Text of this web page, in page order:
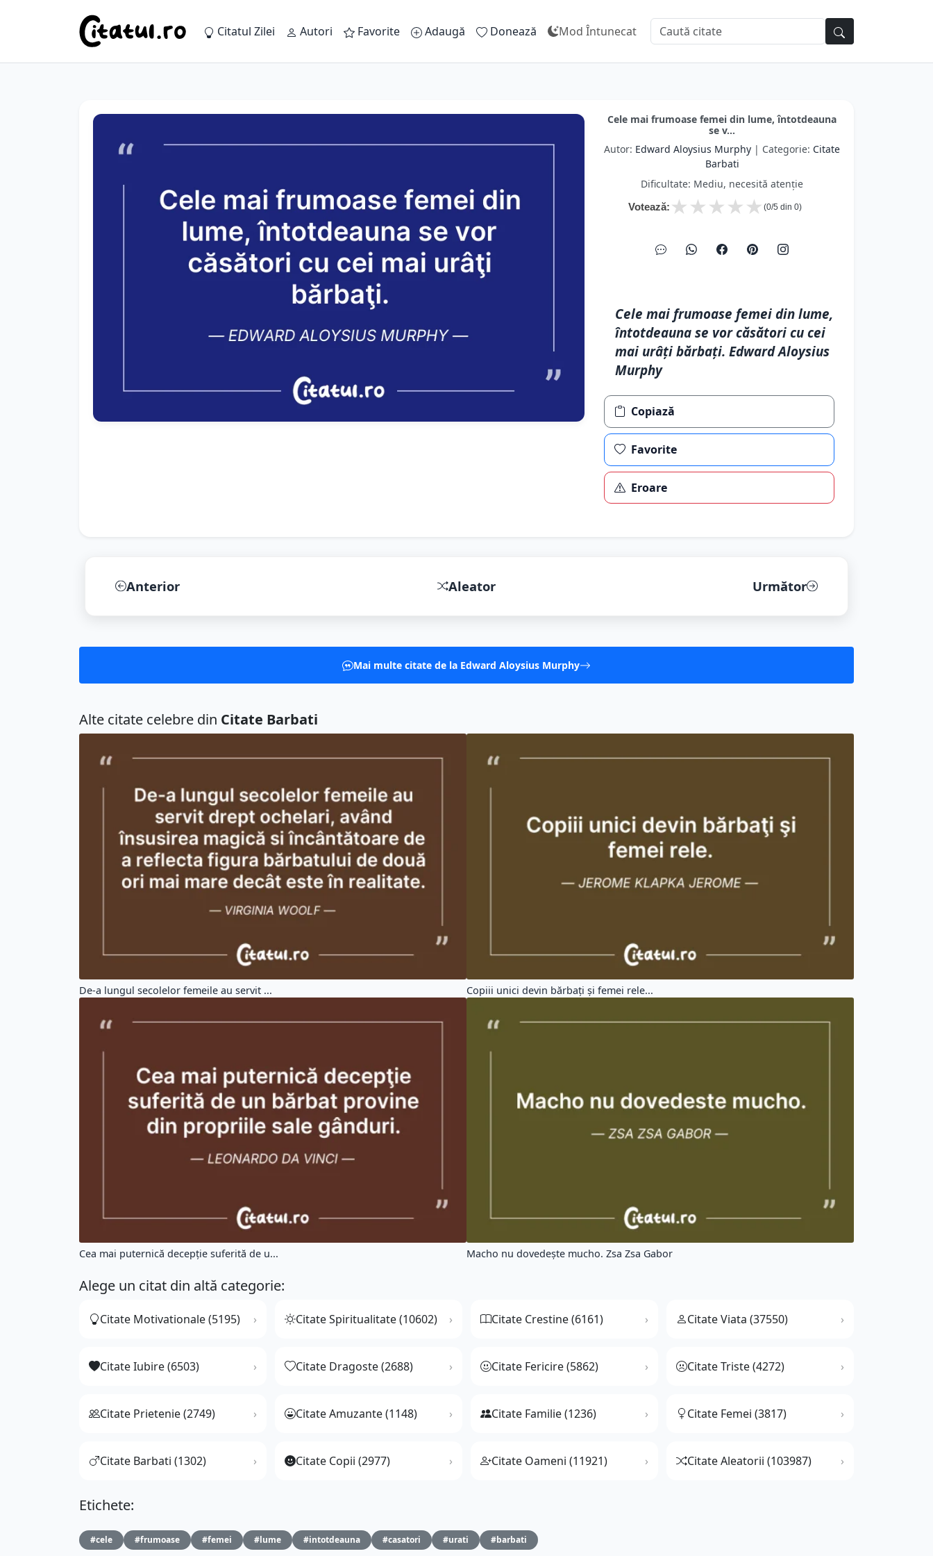
Citatul Zilei Autori Favorite Adaugă Donează Mod Întunecat
Cele mai frumoase femei din lume, întotdeauna
se v...
Autor: Edward Aloysius Murphy | Categorie: Citate
Barbati
Dificultate: Mediu, necesită atenție
Votează: ★
★
★
★
★ (0/5 din 0)
Cele mai frumoase femei din lume,
întotdeauna se vor căsători cu cei
mai urâţi bărbaţi. Edward Aloysius
Murphy
Copiază
Favorite
Eroare
Anterior Aleator Următor
Mai multe citate de la Edward Aloysius Murphy
Alte citate celebre din Citate Barbati
De-a lungul secolelor femeile au servit ... Copiii unici devin bărbaţi şi femei rele...
Cea mai puternică decepţie suferită de u... Macho nu dovedește mucho. Zsa Zsa Gabor
Alege un citat din altă categorie:
Citate Motivationale (5195) Citate Spiritualitate (10602) Citate Crestine (6161) Citate Viata (37550)
Citate Iubire (6503) Citate Dragoste (2688) Citate Fericire (5862) Citate Triste (4272)
Citate Prietenie (2749) Citate Amuzante (1148) Citate Familie (1236) Citate Femei (3817)
Citate Barbati (1302) Citate Copii (2977) Citate Oameni (11921) Citate Aleatorii (103987)
Etichete:
#cele #frumoase #femei #lume #intotdeauna #casatori #urati #barbati